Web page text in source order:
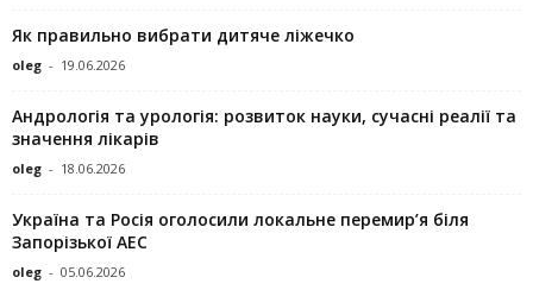
Як правильно вибрати дитяче ліжечко
oleg - 19.06.2026
Андрологія та урологія: розвиток науки, сучасні реалії та
значення лікарів
oleg - 18.06.2026
Україна та Росія оголосили локальне перемир’я біля
Запорізької АЕС
oleg - 05.06.2026